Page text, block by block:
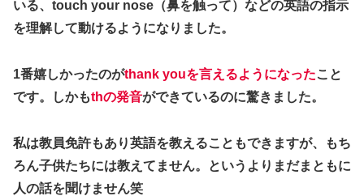
いる、touch your nose（鼻を触って） などの英語の指示
を理解して動けるようになりました。
1番嬉しかったのがthank youを言えるようになったこと
です。しかもthの発音ができているのに驚きました。
私は教員免許もあり英語を教えることもできますが、もち
ろん子供たちには教えてません。というよりまだまともに
人の話を聞けません笑